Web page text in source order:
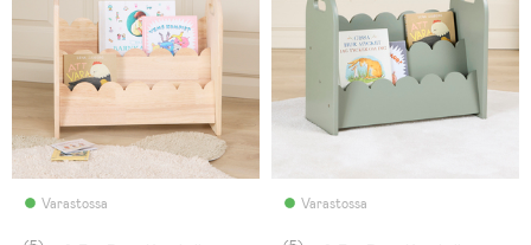
Varastossa Varastossa